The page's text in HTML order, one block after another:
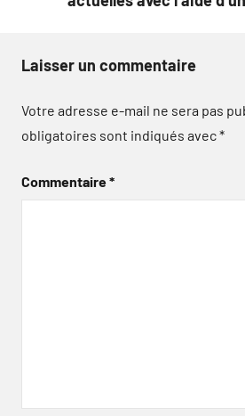
Laisser un commentaire
Votre adresse e-mail ne sera pas
obligatoires sont indiqués avec*
Commentaire*